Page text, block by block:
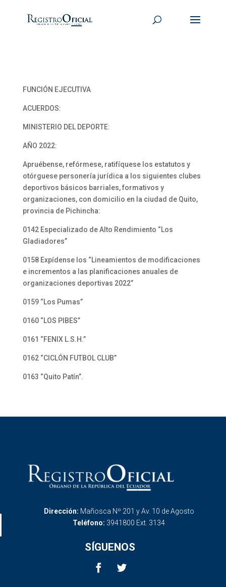
FUNCIÓN EJECUTIVA
ACUERDOS:
MINISTERIO DEL DEPORTE:
AÑO 2022:
Apruébense, refórmese, ratifíquese los estatutos y
otórguese personería jurídica a los siguientes clubes
deportivos básicos barriales, formativos y
organizaciones, con domicilio en la ciudad de Quito,
provincia de Pichincha:
0142 Especializado de Alto Rendimiento “Los
Gladiadores”
0158 Expídense los “Lineamientos de modificaciones
e incrementos a las planificaciones anuales de
organizaciones deportivas 2022”
0159 “Los Pumas”
0160 “LOS PIBES”
0161 “FENIX L.S.H.”
0162 “CICLÓN FUTBOL CLUB”
0163 “Quito Patín”.
Dirección: Mañosca Nº 201 y Av. 10 de Agosto
Teléfono: 3941800 Ext. 3134
SÍGUENOS